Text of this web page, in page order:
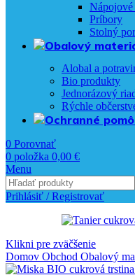
Príbory
Stolný
Alobal a
Bio produkty
Jednorázový
Rýchle
0 Porovnať
0 položka 0,00 €
Menu
Prihlásiť / Registrovať
Klikni pre zväčšenie
Domov Obchod Obalový